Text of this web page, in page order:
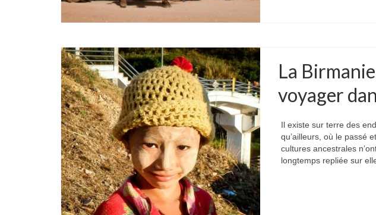
La
voyager
Il existe sur terre des
qu’ailleurs, où le passé
cultures ancestrales
longtemps repliée sur